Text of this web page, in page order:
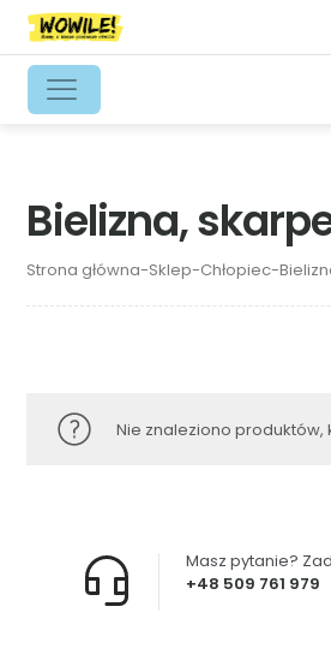
Bielizna,
Strona główna-Sklep-Chłopiec-
Nie znaleziono produktów,
+48 509 761 979
Masz pytanie?